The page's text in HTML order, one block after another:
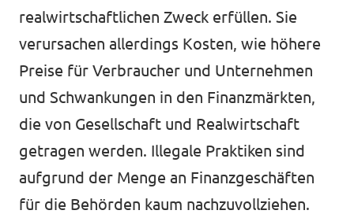
realwirtschaftlichen Zweck erfüllen. Sie
verursachen allerdings Kosten, wie höhere
Preise für Verbraucher und Unternehmen
und Schwankungen in den Finanzmärkten,
die von Gesellschaft und Realwirtschaft
getragen werden. Illegale Praktiken sind
aufgrund der Menge an Finanzgeschäften
für die Behörden kaum nachzuvollziehen.